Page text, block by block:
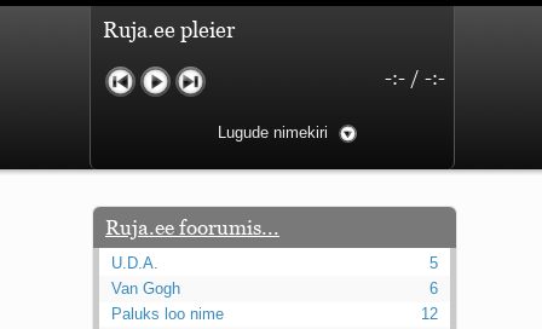
Ruja.ee pleier
-:- / -:-
Lugude nimekiri
Ruja.ee foorumis...
U.D.A.
5
Van Gogh
6
Paluks loo nime
12